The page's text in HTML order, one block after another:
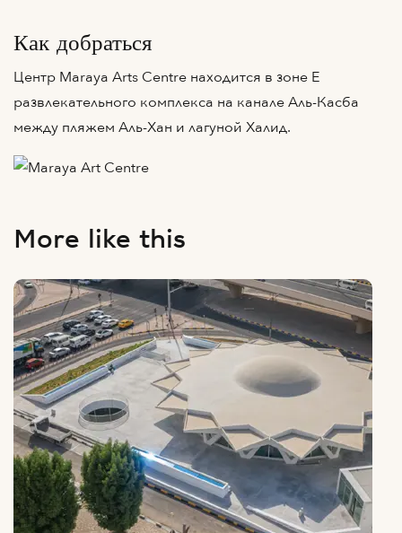
Как добраться
Центр Maraya Arts Centre находится в зоне E
развлекательного комплекса на канале Аль-Касба
между пляжем Аль-Хан и лагуной Халид.
More like this